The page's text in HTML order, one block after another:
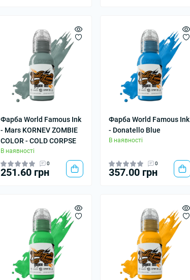
Фарба World Famous Ink
- Mars KORNEV ZOMBIE
COLOR - COLD CORPSE
В наявності
0
251.60 грн
Фарба World Famous Ink
- Donatello Blue
В наявності
0
357.00 грн